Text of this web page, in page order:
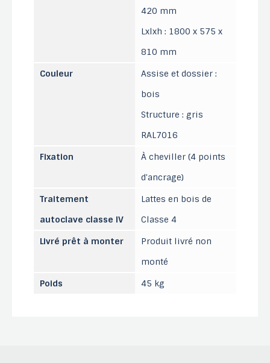
420 mm
Lxlxh : 1800 x 575 x
810 mm
Couleur
Assise et dossier :
bois
Structure : gris
RAL7016
Fixation
À cheviller (4 points
d'ancrage)
Traitement
autoclave classe IV
Lattes en bois de
Classe 4
Livré prêt à monter
Produit livré non
monté
Poids
45 kg